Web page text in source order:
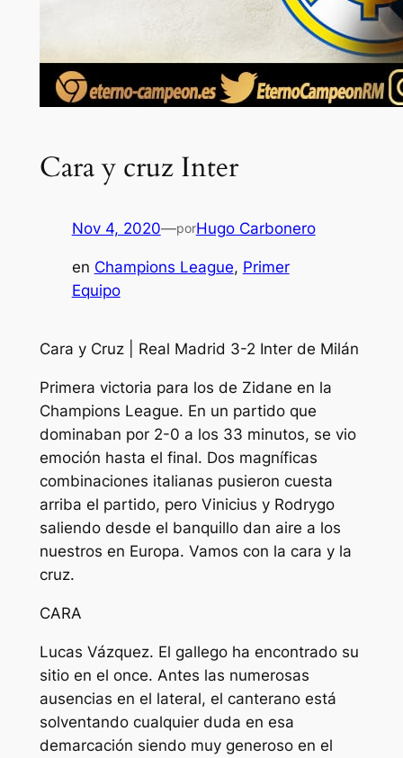
Cara y cruz Inter
Nov 4, 2020—porHugo Carbonero
en Champions League, Primer
Equipo
Cara y Cruz | Real Madrid 3-2 Inter de Milán
Primera victoria para los de Zidane en la
Champions League. En un partido que
dominaban por 2-0 a los 33 minutos, se vio
emoción hasta el final. Dos magníficas
combinaciones italianas pusieron cuesta
arriba el partido, pero Vinicius y Rodrygo
saliendo desde el banquillo dan aire a los
nuestros en Europa. Vamos con la cara y la
cruz.
CARA
Lucas Vázquez. El gallego ha encontrado su
sitio en el once. Antes las numerosas
ausencias en el lateral, el canterano está
solventando cualquier duda en esa
demarcación siendo muy generoso en el